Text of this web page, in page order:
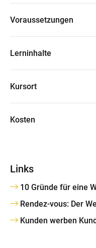
Voraussetzungen
Lerninhalte
Kursort
Kosten
Links
10 Gründe für eine
Rendez-vous: Der
Kunden werben